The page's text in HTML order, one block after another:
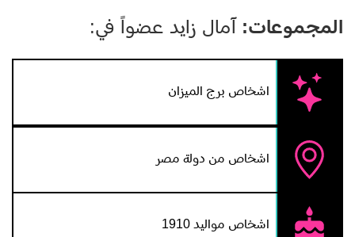
فيلم (الحب الذي كان) الذي توفيت قبل أن يتم عرضه عن عمر
يناهز الثانية والستين في الثالث والعشرين من سبتمبر عام
المجموعات: آمال زايد عضواً في:
اشخاص برج الميزان
اشخاص من دولة مصر
اشخاص مواليد 1910